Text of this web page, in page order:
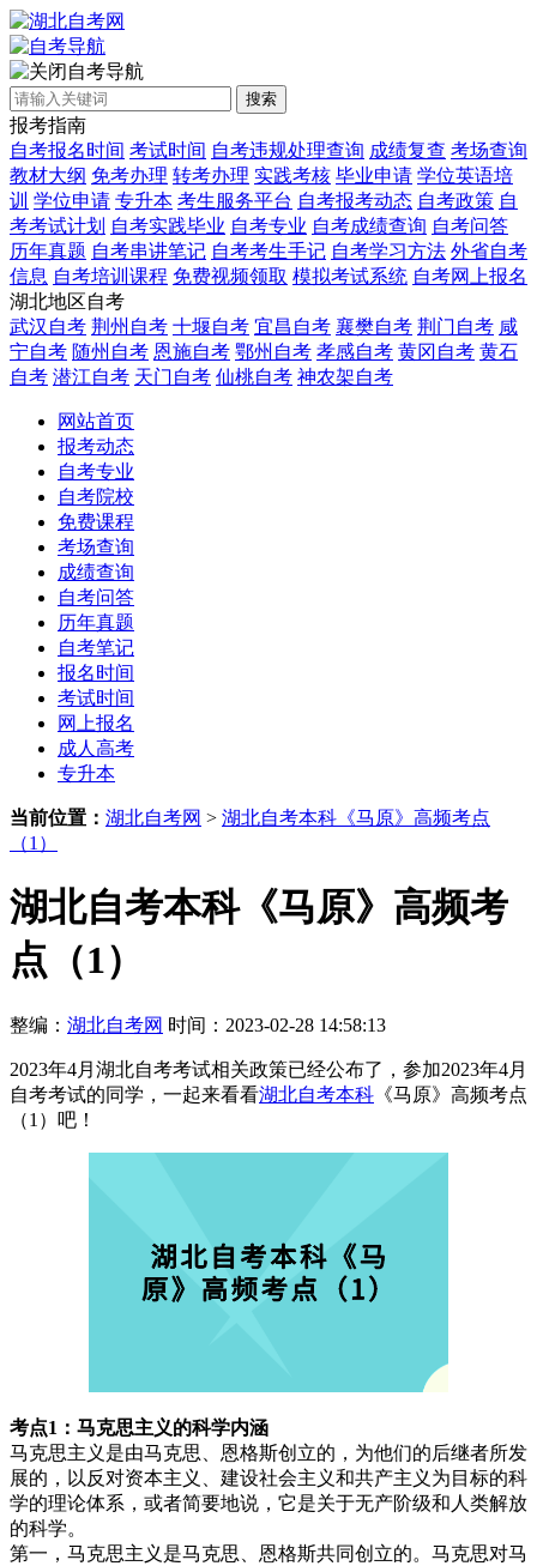
自考导航
搜索
报考指南
自考报名时间 考试时间 自考违规处理查询 成绩复查 考场查询
教材大纲 免考办理 转考办理 实践考核 毕业申请 学位英语培
训 学位申请 专升本 考生服务平台 自考报考动态 自考政策 自
考考试计划 自考实践毕业 自考专业 自考成绩查询 自考问答
历年真题 自考串讲笔记 自考考生手记 自考学习方法 外省自考
信息 自考培训课程 免费视频领取 模拟考试系统 自考网上报名
湖北地区自考
武汉自考 荆州自考 十堰自考 宜昌自考 襄樊自考 荆门自考 咸
宁自考 随州自考 恩施自考 鄂州自考 孝感自考 黄冈自考 黄石
自考 潜江自考 天门自考 仙桃自考 神农架自考
网站首页
报考动态
自考专业
自考院校
免费课程
考场查询
成绩查询
自考问答
历年真题
自考笔记
报名时间
考试时间
网上报名
成人高考
专升本
当前位置： 湖北自考网 > 湖北自考本科《马原》高频考点
（1）
湖北自考本科《马原》高频考
点（1）
整编： 湖北自考网 时间：2023-02-28 14:58:13
2023年4月湖北自考考试相关政策已经公布了，参加2023年4月
自考考试的同学，一起来看看湖北自考本科 《马原》高频考点
（1）吧！
考点1：马克思主义的科学内涵
马克思主义是由马克思、恩格斯创立的，为他们的后继者所发
展的，以反对资本主义、建设社会主义和共产主义为目标的科
学的理论体系，或者简要地说，它是关于无产阶级和人类解放
的科学。
第一，马克思主义是马克思、恩格斯共同创立的。马克思对马